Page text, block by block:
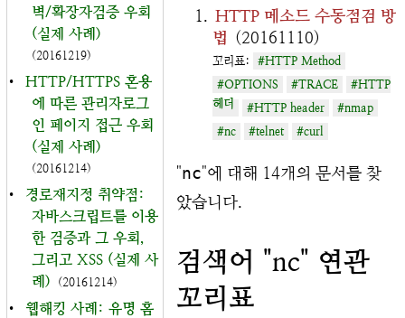
벽/확장자검증 우회
(실제 사례)
(20161219)
•
HTTP/HTTPS 혼용
에 따른 관리자로그
인 페이지 접근 우회
(실제 사례)
(20161214)
•
경로재지정 취약점:
자바스크립트를 이용
한 검증과 그 우회,
그리고 XSS (실제 사
례)
(20161214)
•
웹해킹 사례: 유명 홈
HTTP 메소드 수동점검 방
법 (20161110)
꼬리표:
#HTTP Method
#OPTIONS
#TRACE #HTTP
헤더 #HTTP header
#nmap
#nc
#telnet #curl
"nc"에 대해 14개의 문서를 찾
았습니다.
검색어 "nc" 연관
꼬리표